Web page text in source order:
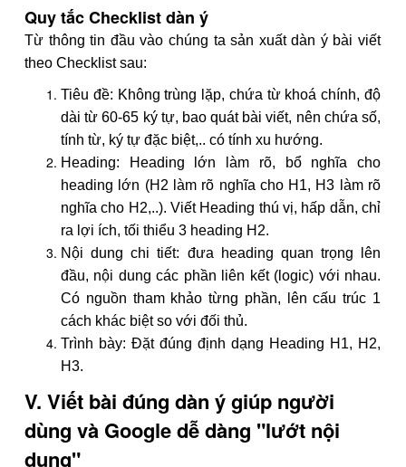
Quy tắc Checklist dàn ý
Từ thông tin đầu vào chúng ta sản xuất dàn ý bài viết
theo Checklist sau:
Tiêu đề: Không trùng lặp, chứa từ khoá chính, độ
dài từ 60-65 ký tự, bao quát bài viết, nên chứa số,
tính từ, ký tự đặc biệt,.. có tính xu hướng.
Heading: Heading lớn làm rõ, bổ nghĩa cho
heading lớn (H2 làm rõ nghĩa cho H1, H3 làm rõ
nghĩa cho H2,..). Viết Heading thú vị, hấp dẫn, chỉ
ra lợi ích, tối thiểu 3 heading H2.
Nội dung chi tiết: đưa heading quan trọng lên
đầu, nội dung các phần liên kết (logic) với nhau.
Có nguồn tham khảo từng phần, lên cấu trúc 1
cách khác biệt so với đối thủ.
Trình bày: Đặt đúng định dạng Heading H1, H2,
H3.
V. Viết bài đúng dàn ý giúp người
dùng và Google dễ dàng "lướt nội
dung"